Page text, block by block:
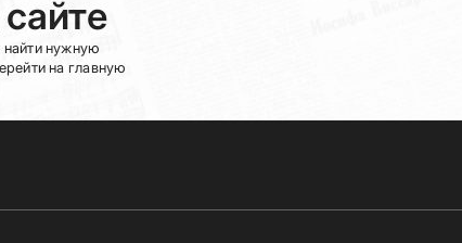
нужную
на главную